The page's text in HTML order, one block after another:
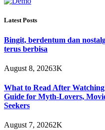
Latest Posts
Bingit, berdentum dan
terus berbisa
August 8, 20263K
What to Read After Watching
Guide for Myth-Lovers,
Seekers
August 7, 20262K